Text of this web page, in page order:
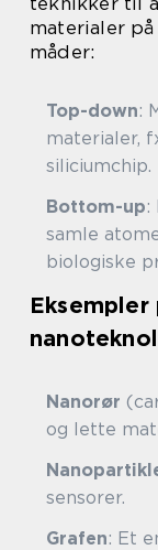
materialer
måder:
Top-down:
materialer,
siliciumchip.
Bottom-up:
samle
biologiske
Nanorør
og lette
sensorer.
Grafen: Et